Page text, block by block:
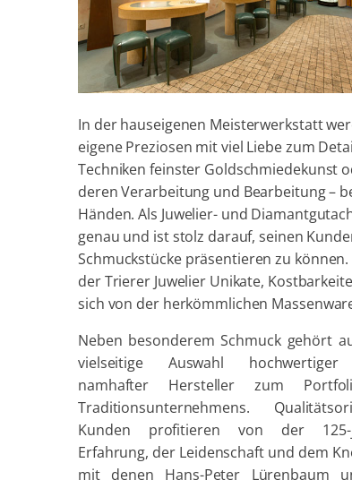
In der hauseigenen Meisterwerkstatt
eigene Preziosen mit viel Liebe zum
Techniken feinster Goldschmiedekunst
deren Verarbeitung und Bearbeitung –
Händen. Als Juwelier- und
genau und ist stolz darauf, seinen
Schmuckstücke präsentieren zu
der Trierer Juwelier Unikate,
sich von der herkömmlichen
Neben besonderem Schmuck gehört
vielseitige Auswahl
namhafter Hersteller zum
Traditionsunternehmens.
Kunden profitieren von der 125-
Erfahrung, der Leidenschaft und dem
mit denen Hans-Peter Lürenbaum